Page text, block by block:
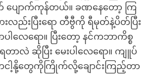
ပျောက်ကုန်တယ်။ ခဏနေတော့ ကြ
ည်းပြီးရော တီဗွီကို ရီမုတ်နဲ့ပိတ်ပြီး
ေရော။ ပြီးတော့ နင်ကဘာကိစ္စ
တာလဲ ဆိုပြီး မေးပါလေရော။ ကျူပ်
ငါ့နို့တွေကိုကြိုက်လို့ချောင်းကြည့်တာ